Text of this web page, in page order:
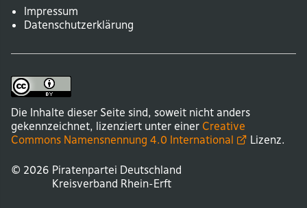
Impressum
Datenschutzerklärung
Die Inhalte dieser Seite sind, soweit nicht anders
gekennzeichnet, lizenziert unter einer Creative
Commons Namensnennung 4.0 International Lizenz.
© 2026 Piratenpartei Deutschland
Kreisverband Rhein-Erft